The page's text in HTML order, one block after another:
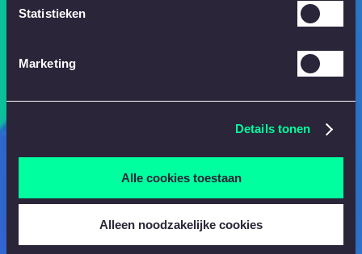
Statistieken
Marketing
Details tonen
Alle cookies toestaan
Alleen noodzakelijke cookies